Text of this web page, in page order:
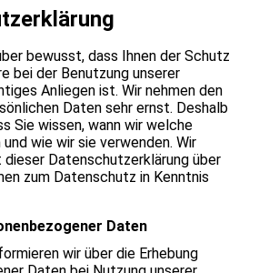
bewusst, dass Ihnen der Schutz
bei der Benutzung unserer
Anliegen ist. Wir nehmen den
Daten sehr ernst. Deshalb
Sie wissen, wann wir welche
wie wir sie verwenden. Wir
Datenschutzerklärung über
zum Datenschutz in Kenntnis
Daten
wir über die Erhebung